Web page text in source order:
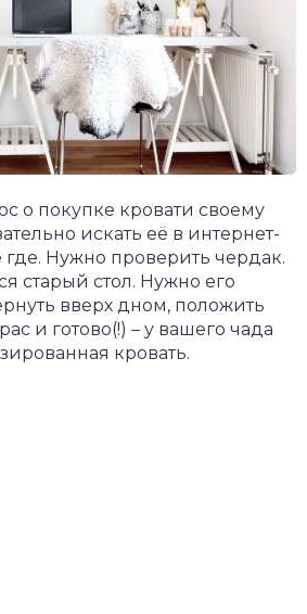
о покупке кровати своему
искать её в интернет-
Нужно проверить чердак.
старый стол. Нужно его
вверх дном, положить
и готово(!) – у вашего чада
кровать.